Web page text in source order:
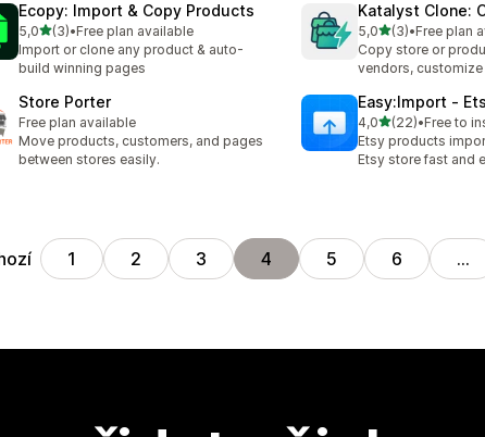
Ecopy: Import & Copy Products
5,0z 5 hvězd
(3)
Celkový počet recenzí: 3
•Free plan available
Import or clone any product & auto-
build winning pages
Katalyst Clone:
5,0z 5 hvězd
(3)
Celkový počet
•Free plan
Copy store or
vendors, customize
Store Porter
Free plan available
Move products, customers, and pages
between stores easily.
Easy:Import ‑
4,0z 5 hvězd
(22)
Celkový počet
•Free to
Etsy products
Etsy store fast and
1 2 3 4 5 6 …